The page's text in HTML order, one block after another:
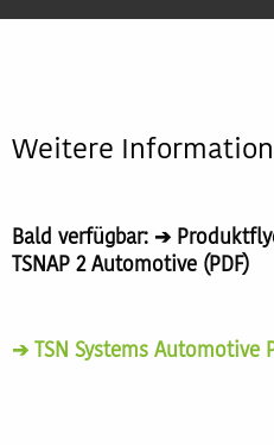
Weitere
Bald verfügbar: ➔
TSNAP 2 Automotive (PDF)
➔ TSN Systems Automotive